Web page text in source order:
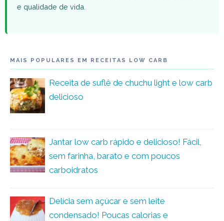
e qualidade de vida.
MAIS POPULARES EM RECEITAS LOW CARB
Receita de suflê de chuchu light e low carb
delicioso
Jantar low carb rápido e delicioso! Fácil,
sem farinha, barato e com poucos
carboidratos
Delícia sem açúcar e sem leite
condensado! Poucas calorias e